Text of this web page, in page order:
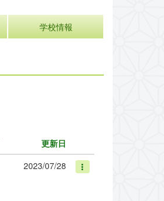
学校情報
更新日
2023/07/28